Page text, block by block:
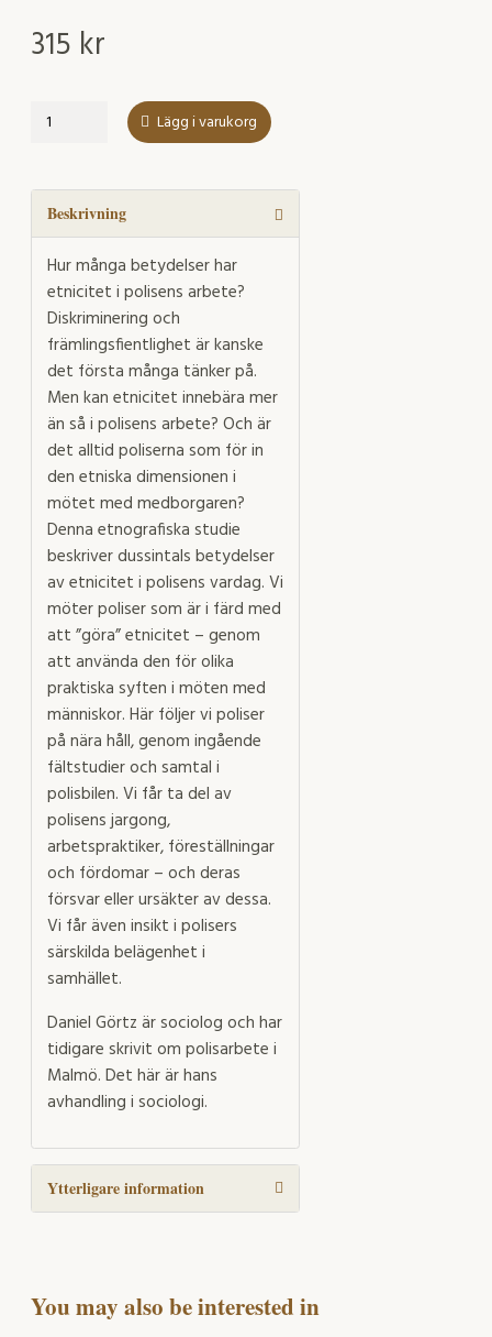
315 kr
Etnifierade
Lägg i varukorg
Beskrivning
Hur många betydelser har
etnicitet i polisens arbete?
Diskriminering och
främlingsfientlighet är kanske
det första många tänker på.
Men kan etnicitet innebära mer
än så i polisens arbete? Och är
det alltid poliserna som för in
den etniska dimensionen i
mötet med medborgaren?
Denna etnografiska studie
beskriver dussintals betydelser
av etnicitet i polisens vardag. Vi
möter poliser som är i färd med
att ”göra” etnicitet – genom
att använda den för olika
praktiska syften i möten med
människor. Här följer vi poliser
på nära håll, genom ingående
fältstudier och samtal i
polisbilen. Vi får ta del av
polisens jargong,
arbetspraktiker, föreställningar
och fördomar – och deras
försvar eller ursäkter av dessa.
Vi får även insikt i polisers
särskilda belägenhet i
samhället.
Daniel Görtz är sociolog och har
tidigare skrivit om polisarbete i
Malmö. Det här är hans
avhandling i sociologi.
Ytterligare information
You may also be interested in